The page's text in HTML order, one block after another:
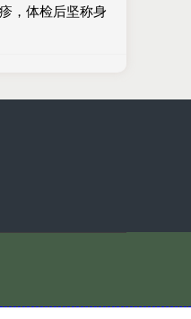
，体检后坚称身